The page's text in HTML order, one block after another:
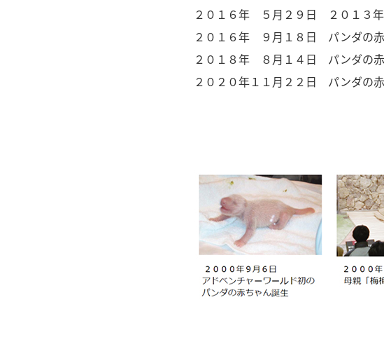
２０１６年 ５月２９日 ２０１３年
２０１６年 ９月１８日 パンダの赤
２０１８年 ８月１４日 パンダの赤
２０２０年１１月２２日 パンダの